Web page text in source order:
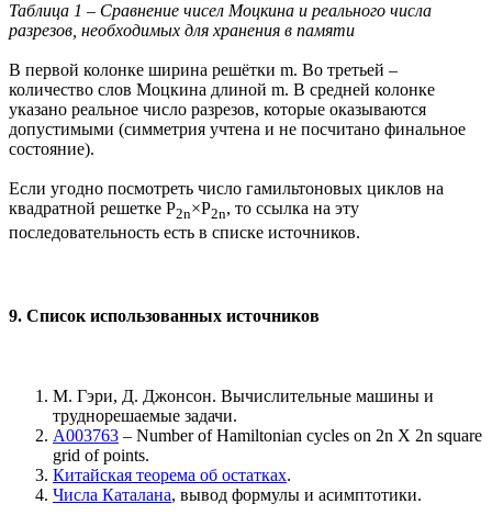
Таблица 1 – Сравнение чисел Моцкина и реального числа
разрезов, необходимых для хранения в памяти
В первой колонке ширина решётки m. Во третьей –
количество слов Моцкина длиной m. В средней колонке
указано реальное число разрезов, которые оказываются
допустимыми (симметрия учтена и не посчитано финальное
состояние).
Если угодно посмотреть число гамильтоновых циклов на
квадратной решетке P2n×P2n, то ссылка на эту
последовательность есть в списке источников.
9. Список использованных источников
М. Гэри, Д. Джонсон. Вычислительные машины и
труднорешаемые задачи.
A003763 – Number of Hamiltonian cycles on 2n X 2n square
grid of points.
Китайская теорема об остатках.
Числа Каталана, вывод формулы и асимптотики.